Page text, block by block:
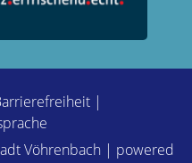
|
Vöhrenbach | powered